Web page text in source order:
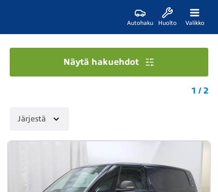
Autohaku Huolto Valikko
Näytä hakuehdot
1 / 2
Järjestä